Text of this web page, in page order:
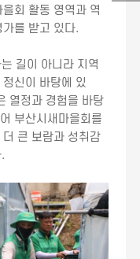
을회 활동 영역과 역
를 받고 있다.
길이 아니라 지역
신이 바탕에 있
열정과 경험을 바탕
부산시새마을회를
큰 보람과 성취감